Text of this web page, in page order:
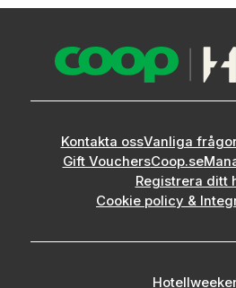
Kontakta ossVanliga
Gift VouchersCoop.se
Registrera ditt
Cookie policy &